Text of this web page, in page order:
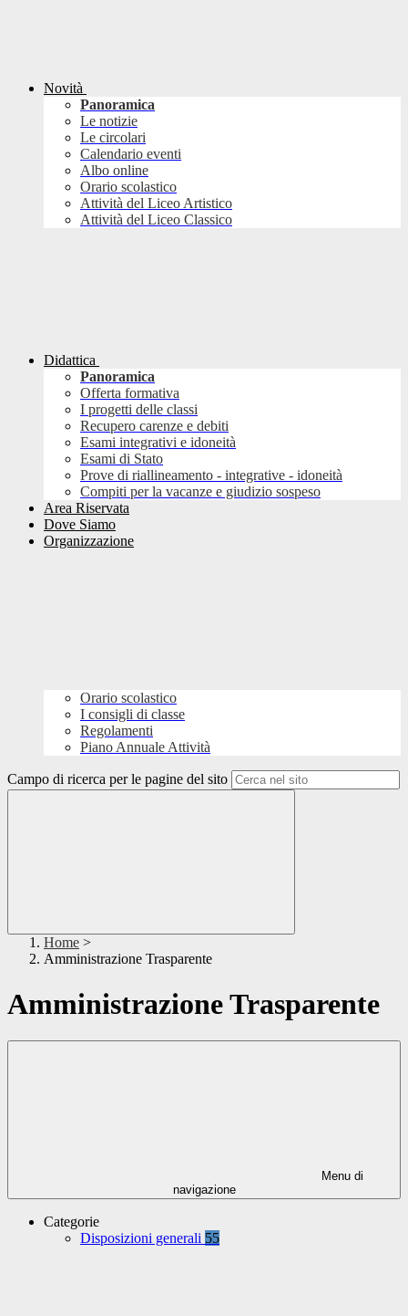
Novità
Panoramica
Le notizie
Le circolari
Calendario eventi
Albo online
Orario scolastico
Attività del Liceo Artistico
Attività del Liceo Classico
Didattica
Panoramica
Offerta formativa
I progetti delle classi
Recupero carenze e debiti
Esami integrativi e idoneità
Esami di Stato
Prove di riallineamento - integrative - idoneità
Compiti per la vacanze e giudizio sospeso
Area Riservata
Dove Siamo
Organizzazione
Orario scolastico
I consigli di classe
Regolamenti
Piano Annuale Attività
Campo di ricerca per le pagine del sito
Home >
Amministrazione Trasparente
Amministrazione Trasparente
Menu di
navigazione
Categorie
Disposizioni generali 55